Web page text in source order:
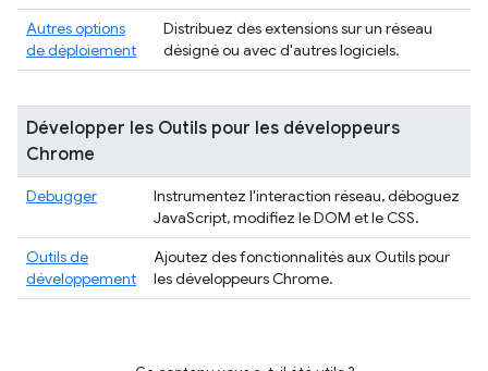
Autres options
de déploiement
Distribuez des extensions sur un réseau
désigné ou avec d'autres logiciels.
Développer les Outils pour les développeurs
Chrome
Debugger
Instrumentez l'interaction réseau, déboguez
JavaScript, modifiez le DOM et le CSS.
Outils de
développement
Ajoutez des fonctionnalités aux Outils pour
les développeurs Chrome.